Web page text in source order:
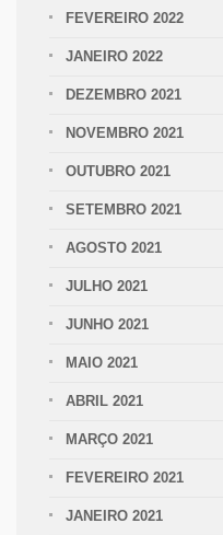
FEVEREIRO 2022
JANEIRO 2022
DEZEMBRO 2021
NOVEMBRO 2021
OUTUBRO 2021
SETEMBRO 2021
AGOSTO 2021
JULHO 2021
JUNHO 2021
MAIO 2021
ABRIL 2021
MARÇO 2021
FEVEREIRO 2021
JANEIRO 2021